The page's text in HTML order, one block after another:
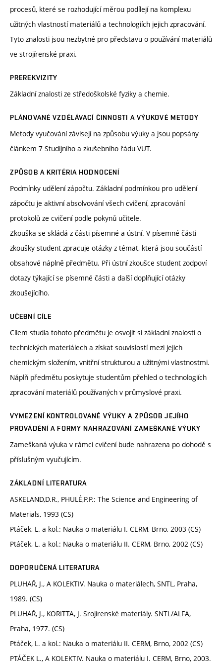
procesů, které se rozhodující měrou podílejí na komplexu
užitných vlastností materiálů a technologiích jejich zpracování.
Tyto znalosti jsou nezbytné pro představu o používání materiálů
ve strojírenské praxi.
PREREKVIZITY
Základní znalosti ze středoškolské fyziky a chemie.
PLÁNOVANÉ VZDĚLÁVACÍ ČINNOSTI A VÝUKOVÉ METODY
Metody vyučování závisejí na způsobu výuky a jsou popsány
článkem 7 Studijního a zkušebního řádu VUT.
ZPŮSOB A KRITÉRIA HODNOCENÍ
Podmínky udělení zápočtu. Základní podmínkou pro udělení
zápočtu je aktivní absolvování všech cvičení, zpracování
protokolů ze cvičení podle pokynů učitele.
Zkouška se skládá z části písemné a ústní. V písemné části
zkoušky student zpracuje otázky z témat, která jsou součástí
obsahové náplně předmětu. Při ústní zkoušce student zodpoví
dotazy týkající se písemné části a další doplňující otázky
zkoušejícího.
UČEBNÍ CÍLE
Cílem studia tohoto předmětu je osvojit si základní znalostí o
technických materiálech a získat souvislostí mezi jejich
chemickým složením, vnitřní strukturou a užitnými vlastnostmi.
Náplň předmětu poskytuje studentům přehled o technologiích
zpracování materiálů používaných v průmyslové praxi.
VYMEZENÍ KONTROLOVANÉ VÝUKY A ZPŮSOB JEJÍHO
PROVÁDĚNÍ A FORMY NAHRAZOVÁNÍ ZAMEŠKANÉ VÝUKY
Zameškaná výuka v rámci cvičení bude nahrazena po dohodě s
příslušným vyučujícím.
ZÁKLADNÍ LITERATURA
ASKELAND,D.R., PHULÉ,P.P.: The Science and Engineering of
Materials, 1993 (CS)
Ptáček, L. a kol.: Nauka o materiálu I. CERM, Brno, 2003 (CS)
Ptáček, L. a kol.: Nauka o materiálu II. CERM, Brno, 2002 (CS)
DOPORUČENÁ LITERATURA
PLUHAŘ, J., A KOLEKTIV. Nauka o materiálech, SNTL, Praha,
1989. (CS)
PLUHAŘ, J., KORITTA, J. Srojírenské materiály. SNTL/ALFA,
Praha, 1977. (CS)
Ptáček, L. a kol.: Nauka o materiálu II. CERM, Brno, 2002 (CS)
PTÁČEK L., A KOLEKTIV. Nauka o materiálu I. CERM, Brno, 2003.